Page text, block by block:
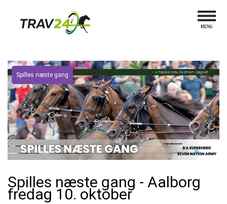
Spilles næste gang
Spilles næste gang - Aalborg
fredag 10. oktober